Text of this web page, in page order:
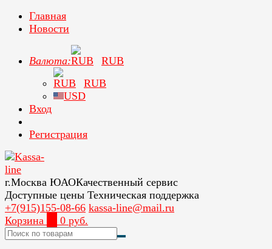
Главная
Новости
Валюта:
RUB
RUB
USD
Вход
Регистрация
г.Москва ЮАОКачественный сервис
Доступные цены Техническая поддержка
+7(915)155-08-66 kassa-line@mail.ru
Корзина
0 руб.